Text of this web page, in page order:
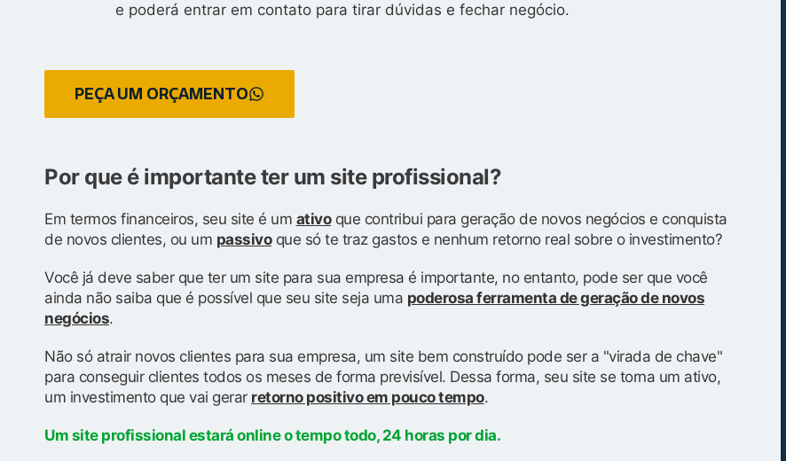
e poderá entrar em contato para tirar dúvidas e fechar negócio.
PEÇA UM ORÇAMENTO
Por que é importante ter um site profissional?
Em termos financeiros, seu site é um ativoque contribui para geração de novos negócios e conquista
de novos clientes, ou um passivoque só te traz gastos e nenhum retorno real sobre o investimento?
Você já deve saber que ter um site para sua empresa é importante, no entanto, pode ser que você
ainda não saiba que é possível que seu site seja uma poderosa ferramenta de geração de novos
negócios.
Não só atrair novos clientes para sua empresa, um site bem construído pode ser a "virada de chave"
para conseguir clientes todos os meses de forma previsível. Dessa forma, seu site se torna um ativo,
um investimento que vai gerar retorno positivo em pouco tempo.
Um site profissional estará online o tempo todo, 24 horas por dia.